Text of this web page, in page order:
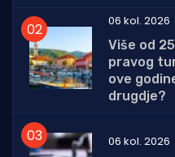
06 kol. 2026
Više od
pravog
ove
drugdje?
06 kol. 2026